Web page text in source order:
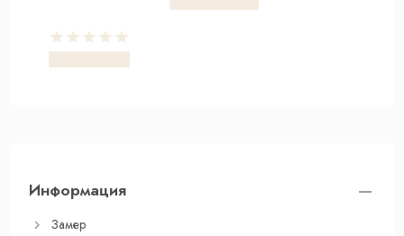
Информация
Замер